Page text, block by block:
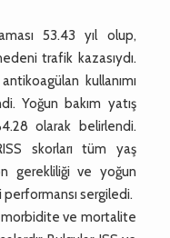
53.43 yıl olup,
trafik kazasıydı.
kullanımı
Yoğun bakım yatış
olarak belirlendi.
skorları tüm yaş
gerekliliği ve yoğun
sergiledi.
morbidite ve mortalite